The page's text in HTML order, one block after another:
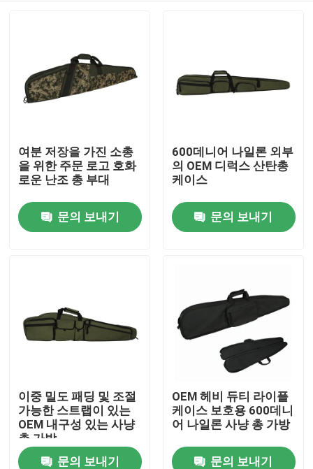
집
우리 에 관한 것
공장 투어
여분 저장을 가진 소총
을 위한 주문 로고 호화
로운 난조 총 부대
문의 보내기
600데니어 나일론 외부
의 OEM 디럭스 산탄총
케이스
문의 보내기
이중 밀도 패딩 및 조절
가능한 스트랩이 있는
OEM 내구성 있는 사냥
총 가방
문의 보내기
OEM 헤비 듀티 라이플
케이스 보호용 600데니
어 나일론 사냥 총 가방
문의 보내기